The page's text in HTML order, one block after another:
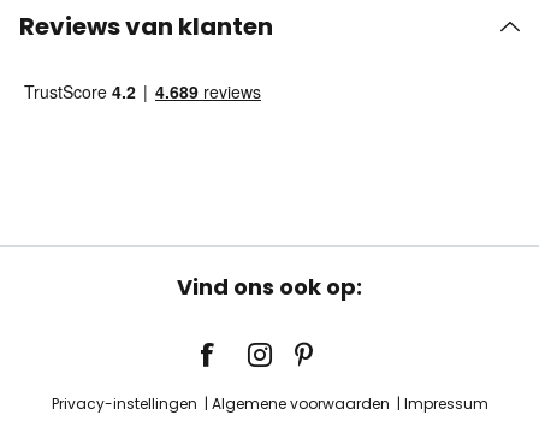
Reviews van klanten
Vind ons ook op:
Privacy-instellingen Algemene voorwaarden Impressum